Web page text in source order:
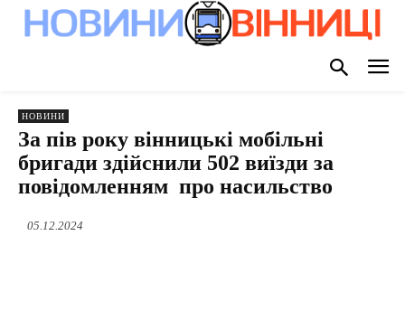
НОВИНИ
За пів року вінницькі мобільні
бригади здійснили 502 виїзди за
повідомленням про насильство
05.12.2024